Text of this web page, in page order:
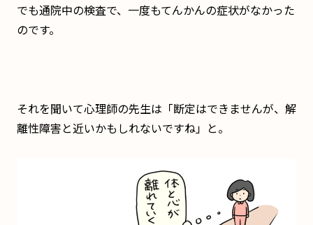
でも通院中の検査で、一度もてんかんの症状がなかった
のです。
それを聞いて心理師の先生は「断定はできませんが、解
離性障害と近いかもしれないですね」と。